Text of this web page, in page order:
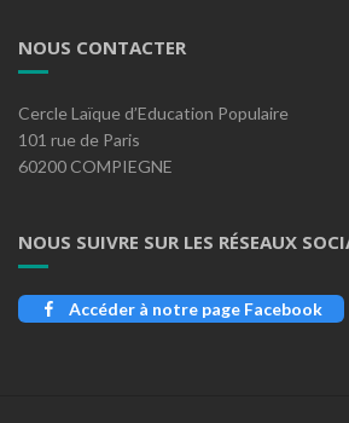
NOUS CONTACTER
Cercle Laïque d’Education Populaire
101 rue de Paris
60200 COMPIEGNE
NOUS SUIVRE SUR LES RÉSEAUX
Accéder à notre page Facebook